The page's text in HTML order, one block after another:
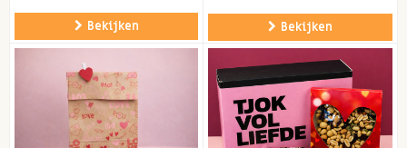
Bekijken Bekijken